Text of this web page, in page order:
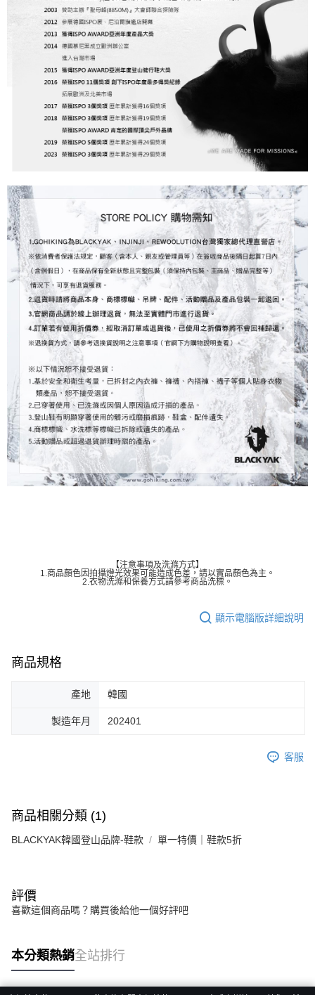
【注意事項及洗滌方式】
1.商品顏色因拍攝燈光效果可能造成色差，請以實品顏色為主。
2.衣物洗滌和保養方式請參考商品洗標。
顯示電腦版詳細說明
商品規格
產地 韓國
製造年月 202401
客服
商品相關分類 (1)
BLACKYAK韓國登山品牌-鞋款 單一特價｜鞋款5折
評價
喜歡這個商品嗎？購買後給他一個好評吧
本分類熱銷全站排行